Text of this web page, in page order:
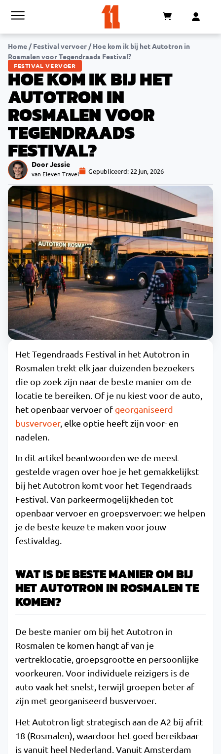
Home /Festival vervoer /Hoe kom ik bij het Autotron in
Rosmalen voor Tegendraads Festival?
FESTIVAL VERVOER
HOE KOM IK BIJ HET
AUTOTRON IN
ROSMALEN VOOR
TEGENDRAADS
FESTIVAL?
Door Jessie
van Eleven Travel Gepubliceerd: 22 jun, 2026
Het Tegendraads Festival in het Autotron in
Rosmalen trekt elk jaar duizenden bezoekers
die op zoek zijn naar de beste manier om de
locatie te bereiken. Of je nu kiest voor de auto,
het openbaar vervoer of georganiseerd
busvervoer, elke optie heeft zijn voor- en
nadelen.
In dit artikel beantwoorden we de meest
gestelde vragen over hoe je het gemakkelijkst
bij het Autotron komt voor het Tegendraads
Festival. Van parkeermogelijkheden tot
openbaar vervoer en groepsvervoer: we helpen
je de beste keuze te maken voor jouw
festivaldag.
WAT IS DE BESTE MANIER OM BIJ
HET AUTOTRON IN ROSMALEN TE
KOMEN?
De beste manier om bij het Autotron in
Rosmalen te komen hangt af van je
vertreklocatie, groepsgrootte en persoonlijke
voorkeuren. Voor individuele reizigers is de
auto vaak het snelst, terwijl groepen beter af
zijn met georganiseerd busvervoer.
Het Autotron ligt strategisch aan de A2 bij afrit
18 (Rosmalen), waardoor het goed bereikbaar
is vanuit heel Nederland. Vanuit Amsterdam